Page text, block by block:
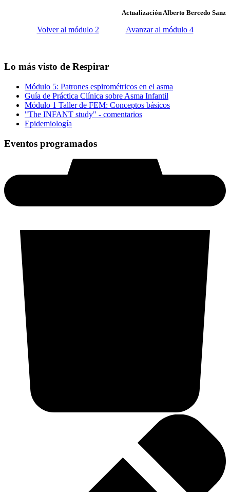
Actualización Alberto Bercedo Sanz
Volver al módulo 2 Avanzar al módulo 4
Lo más visto de Respirar
Módulo 5: Patrones espirométricos en el asma
Guía de Práctica Clínica sobre Asma Infantil
Módulo 1 Taller de FEM: Conceptos básicos
"The INFANT study" - comentarios
Epidemiología
Eventos programados